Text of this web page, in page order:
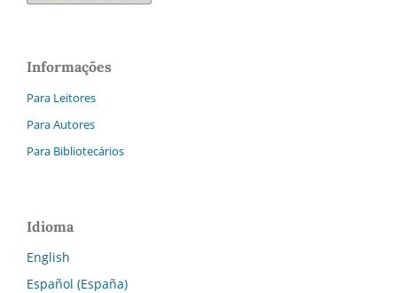
Informações
Para Leitores
Para Autores
Para Bibliotecários
Idioma
English
Español (España)